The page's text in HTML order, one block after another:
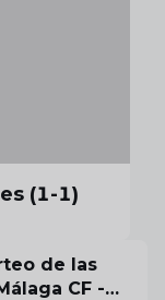
(1-1)
de las
CF -